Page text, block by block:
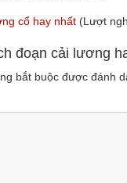
cổ hay nhất (Lượt
đoạn cải lương
bắt buộc được đánh